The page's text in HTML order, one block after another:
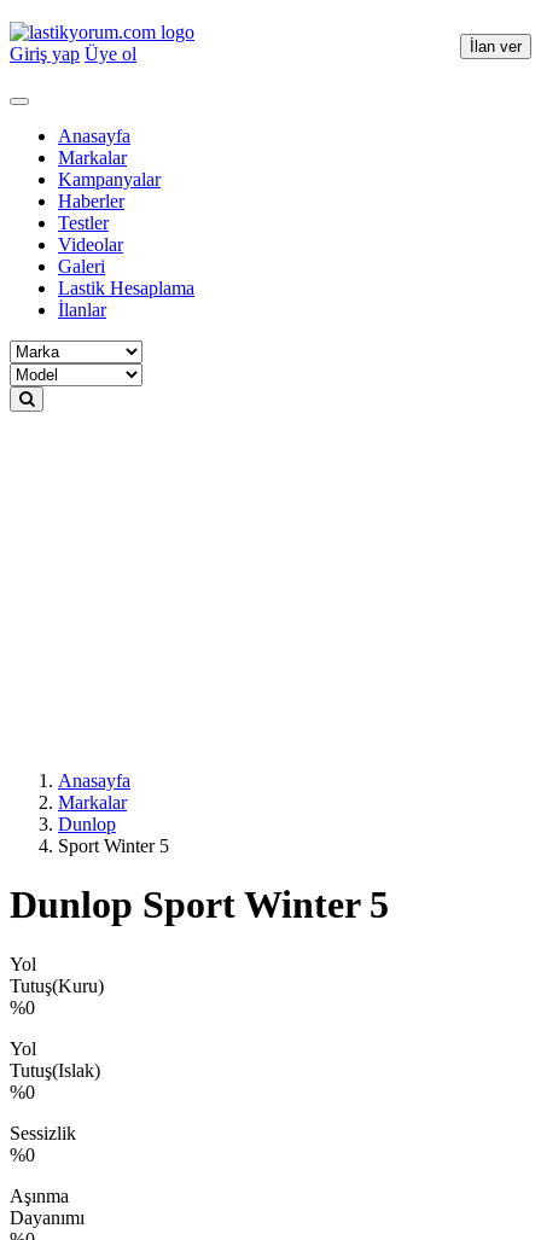
İlan ver
Giriş yap Üye ol
Anasayfa
Markalar
Kampanyalar
Haberler
Testler
Videolar
Galeri
Lastik Hesaplama
İlanlar
Anasayfa
Markalar
Dunlop
Sport Winter 5
Dunlop Sport Winter 5
Yol
Tutuş(Kuru)
%0
Yol
Tutuş(Islak)
%0
Sessizlik
%0
Aşınma
Dayanımı